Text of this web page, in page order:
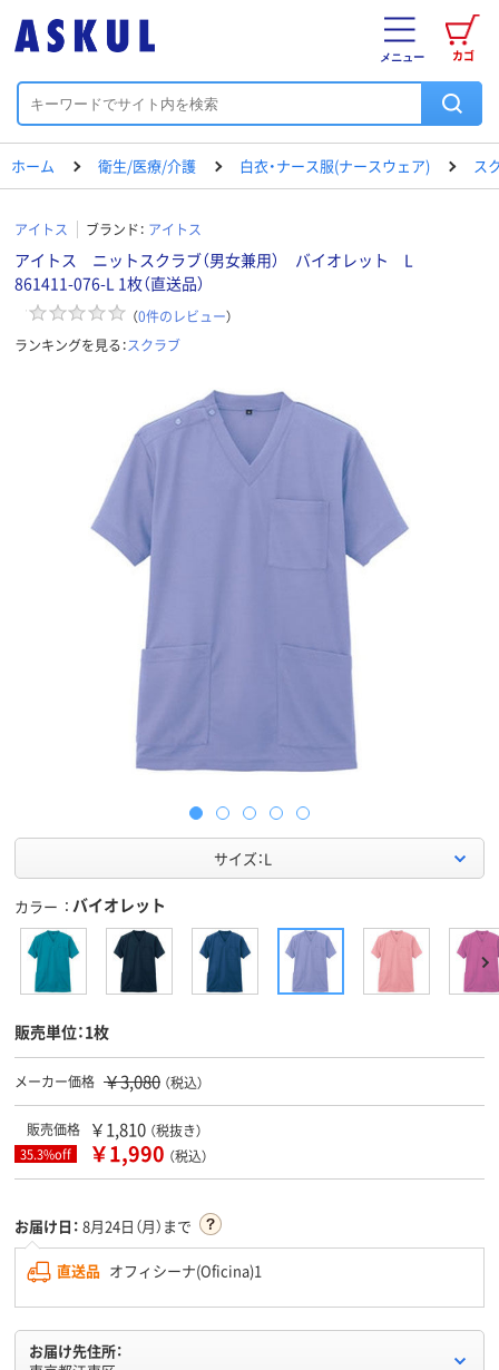
カゴ
メニュー
ホーム 衛生/医療/介護 白衣・ナース服(ナースウェア) ス
アイトス ブランド： アイトス
アイトス ニットスクラブ（男女兼用） バイオレット L
861411-076-L 1枚（直送品）
（0件のレビュー）
ランキングを見る：スクラブ
サイズ：L
カラー バイオレット
販売単位：1枚
メーカー価格 ￥3,080 （税込）
販売価格 ￥1,810 （税抜き）
35.3%off ￥1,990 （税込）
お届け日： 8月24日（月）まで
直送品 オフィシーナ(Oficina)1
お届け先住所：